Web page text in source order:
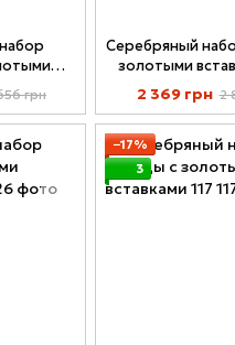
и
112
грн
Серебряный
золотыми
2 369 грн 2
−17%
3